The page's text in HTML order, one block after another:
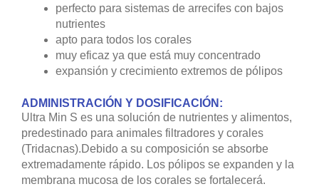
perfecto para sistemas de arrecifes con bajos
nutrientes
apto para todos los corales
muy eficaz ya que está muy concentrado
expansión y crecimiento extremos de pólipos
ADMINISTRACIÓN Y DOSIFICACIÓN:
Ultra Min S es una solución de nutrientes y alimentos,
predestinado para animales filtradores y corales
(Tridacnas).Debido a su composición se absorbe
extremadamente rápido. Los pólipos se expanden y la
membrana mucosa de los corales se fortalecerá.